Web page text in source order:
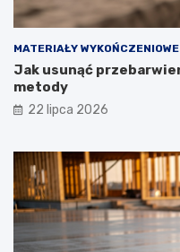
MATERIAŁY WYKOŃCZENIOWE
Jak usunąć
metody
22 lipca 2026